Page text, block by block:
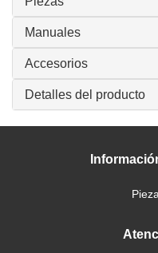
Manuales
Accesorios
Detalles del producto